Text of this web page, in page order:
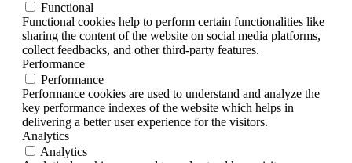
Functional
Functional cookies help to perform certain functionalities like
sharing the content of the website on social media platforms,
collect feedbacks, and other third-party features.
Performance
Performance
Performance cookies are used to understand and analyze the
key performance indexes of the website which helps in
delivering a better user experience for the visitors.
Analytics
Analytics